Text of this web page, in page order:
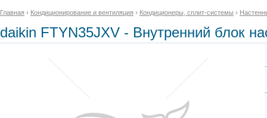
Главная › Кондиционирование и вентиляция › Кондиционеры, сплит-системы ›
daikin FTYN35JXV - Внутренний блок